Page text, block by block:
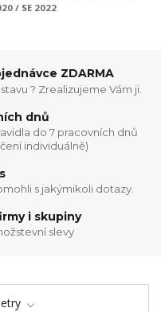
/ SE 2022
ZDARMA
? Zrealizujeme Vám ji.
dnů
do 7 pracovních dnů
individuálně)
s jakýmikoli dotazy.
i skupiny
slevy